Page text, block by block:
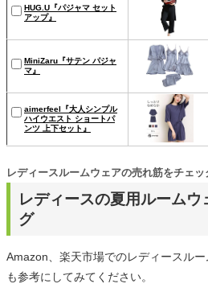
HUG.U『パジャマ セット
アップ』
MiniZaru『サテン パジャ
マ』
aimerfeel『大人シンプル
ハイウエスト ショートパ
ンツ 上下セット』
レディースの夏用ルームウ
グ
レディースルームウェアの売れ筋をチェッ
Amazon、楽天市場でのレディースル
も参考にしてみてください。